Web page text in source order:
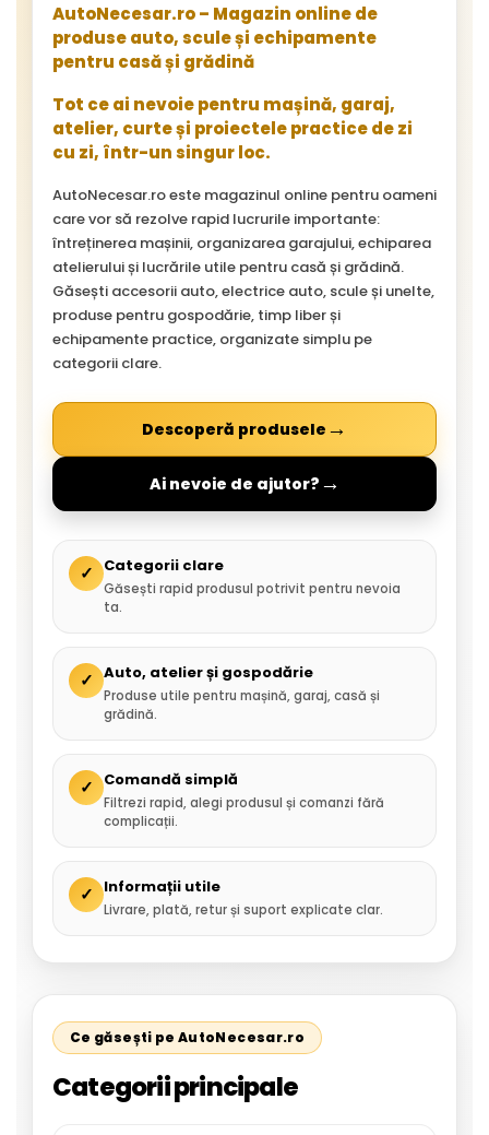
AutoNecesar.ro – Magazin online de
produse auto, scule și echipamente
pentru casă și grădină
Tot ce ai nevoie pentru mașină, garaj,
atelier, curte și proiectele practice de zi
cu zi, într-un singur loc.
AutoNecesar.ro este magazinul online pentru oameni
care vor să rezolve rapid lucrurile importante:
întreținerea mașinii, organizarea garajului, echiparea
atelierului și lucrările utile pentru casă și grădină.
Găsești accesorii auto, electrice auto, scule și unelte,
produse pentru gospodărie, timp liber și
echipamente practice, organizate simplu pe
categorii clare.
Descoperă produsele →
Ai nevoie de ajutor? →
✓ Categorii clare
Găsești rapid produsul potrivit pentru nevoia
ta.
✓ Auto, atelier și gospodărie
Produse utile pentru mașină, garaj, casă și
grădină.
✓ Comandă simplă
Filtrezi rapid, alegi produsul și comanzi fără
complicații.
✓ Informații utile
Livrare, plată, retur și suport explicate clar.
Ce găsești pe AutoNecesar.ro
Categorii principale